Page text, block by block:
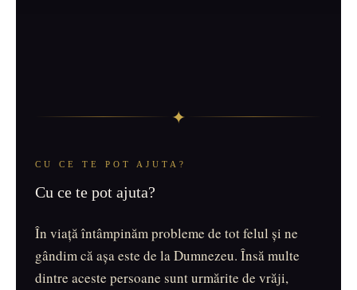
✦
CU CE TE POT AJUTA?
Cu ce te pot ajuta?
În viață întâmpinăm probleme de tot felul și ne
gândim că așa este de la Dumnezeu. Însă multe
dintre aceste persoane sunt urmărite de vrăji,